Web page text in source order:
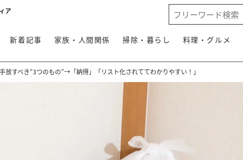
ア
新着記事 家族・人間関係 掃除・暮らし 料理・グルメ
放すべき“3つのもの”→「納得」「リスト化されててわかりやすい！」